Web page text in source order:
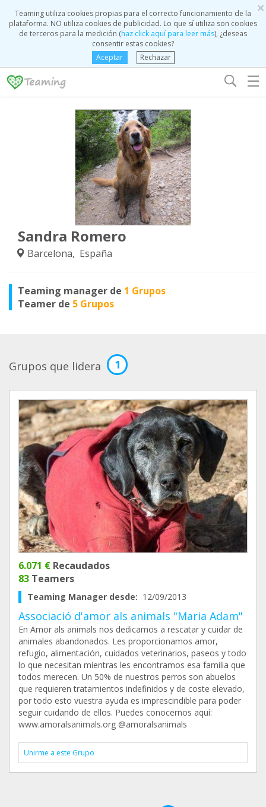
×
Teaming utiliza cookies propias para el correcto funcionamiento de la
plataforma. NO utiliza cookies de publicidad. Lo que sí utiliza son cookies
de terceros para la medición (haz click aquí para leer más), ¿deseas
consentir estas cookies?
Aceptar
Rechazar
☰
Sandra Romero
Barcelona, España
Teaming manager de 1 Grupos
Teamer de 5 Grupos
Grupos que lidera 1
6.071 € Recaudados
83 Teamers
Teaming Manager desde: 12/09/2013
Associació d'amor als animals "Maria Adam"
En Amor als animals nos dedicamos a rescatar y cuidar de
animales abandonados. Les proporcionamos amor,
refugio, alimentación, cuidados veterinarios, paseos y todo
lo que necesitan mientras les encontramos esa familia que
todos merecen. Un 50% de nuestros perros son abuelos
que requieren tratamientos indefinidos y de coste elevado,
por todo esto vuestra ayuda es imprescindible para poder
seguir cuidando de ellos. Puedes conocernos aquí:
www.amoralsanimals.org @amoralsanimals
Unirme a este Grupo